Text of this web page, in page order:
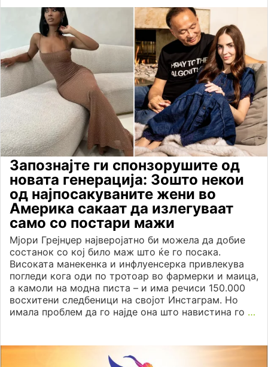
Запознајте ги спонзорушите од
новата генерација: Зошто некои
од најпосакуваните жени во
Америка сакаат да излегуваат
само со постари мажи
Мјори Грејнџер најверојатно би можела да добие
состанок со кој било маж што ќе го посака.
Високата манекенка и инфлуенсерка привлекува
погледи кога оди по тротоар во фармерки и маица,
а камоли на модна писта – и има речиси 150.000
восхитени следбеници на својот Инстаграм. Но
имала проблем да го најде она што навистина го …